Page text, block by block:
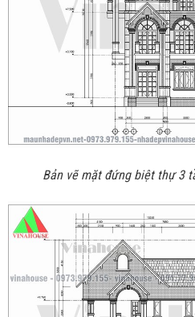
Bản vẽ mặt đứng biệt thự 3